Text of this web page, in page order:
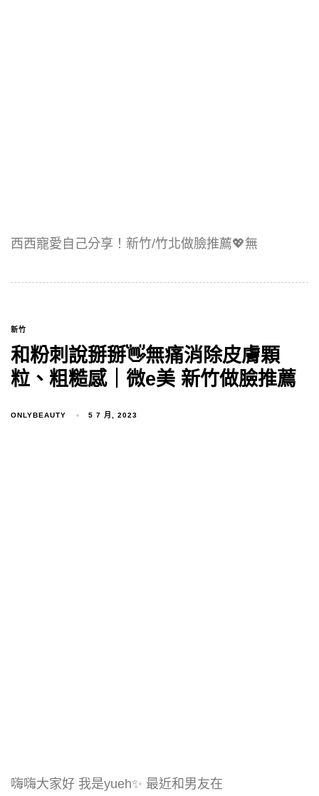
西西寵愛自己分享！新竹/竹北做臉推薦💖無
新竹
和粉刺說掰掰👋無痛消除皮膚顆
粒、粗糙感｜微e美 新竹做臉推薦
ONLYBEAUTY 5 7 月, 2023
嗨嗨大家好 我是yueh✨ 最近和男友在